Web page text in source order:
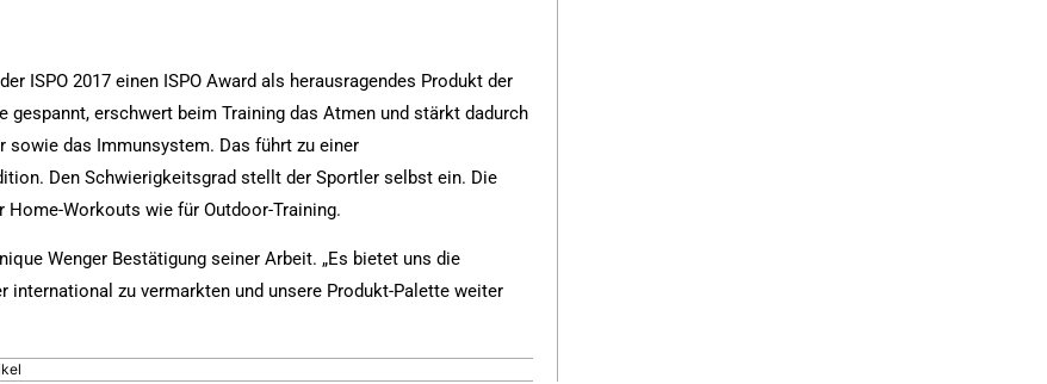
ISPO 2017 einen ISPO Award als herausragendes Produkt der
gespannt, erschwert beim Training das Atmen und stärkt dadurch
das Immunsystem. Das führt zu einer
Den Schwierigkeitsgrad stellt der Sportler selbst ein. Die
Workouts wie für Outdoor-Training.
Wenger Bestätigung seiner Arbeit. „Es bietet uns die
zu vermarkten und unsere Produkt-Palette weiter